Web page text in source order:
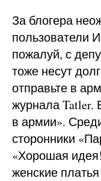
За блогера
пользователи
пожалуй, с
тоже несут
отправьте в
журнала Tatler.
в армии».
сторонники
«Хорошая идея!
женские